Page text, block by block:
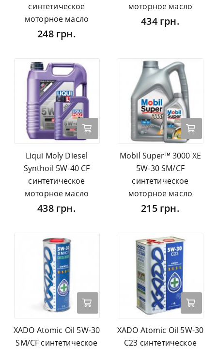
синтетическое
моторное масло
248 грн.
моторное масло
434 грн.
Liqui Moly Diesel
Synthoil 5W-40 CF
синтетическое
моторное масло
438 грн.
Mobil Super™ 3000 XE
5W-30 SM/CF
синтетическое
моторное масло
215 грн.
XADO Atomic Oil 5W-30
SM/CF синтетическое
XADO Atomic Oil 5W-30
C23 синтетическое